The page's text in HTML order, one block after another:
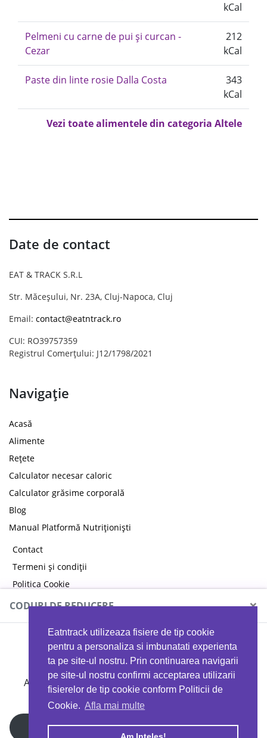
Eatntrack utilizeaza fisiere de tip cookie
pentru a personaliza si imbunatati experienta
ta pe site-ul nostru. Prin continuarea navigarii
pe site-ul nostru confirmi acceptarea utilizarii
fisierelor de tip cookie conform Politicii de
Cookie. Afla mai multe
kCal
Pelmeni cu carne de pui și curcan -
Cezar
212
kCal
Paste din linte rosie Dalla Costa
343
kCal
Vezi toate alimentele din categoria Altele
Date de contact
EAT & TRACK S.R.L
Str. Măceșului, Nr. 23A, Cluj-Napoca, Cluj
Email: contact@eatntrack.ro
CUI: RO39757359
Registrul Comerțului: J12/1798/2021
Navigație
Acasă
Alimente
Rețete
Calculator necesar caloric
Calculator grăsime corporală
Blog
Manual Platformă Nutriționiști
Contact
Termeni și condiții
Politica Cookie
Politica de confidențialitate
CODURI DE REDUCERE ×
MYPROTEIN
Ai 40%reducere la orice comandă folosind codul
EATTRACK
Profită acum